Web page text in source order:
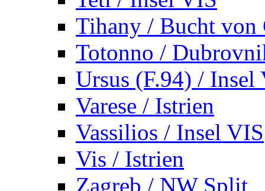
Tihany / Bucht von
Totonno /
Ursus (F.94) / Insel
Varese / Istrien
Vassilios / Insel VIS
Vis / Istrien
Zagreb / NW Split